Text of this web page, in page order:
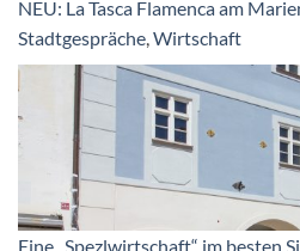
NEU: La Tasca Flamenca am
Stadtgespräche,Wirtschaft
Eine „Spezlwirtschaft“ im besten